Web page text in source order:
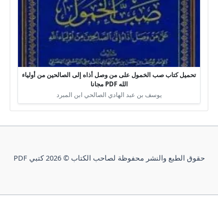
تحميل كتاب صب الخمول على من وصل أذاه إلى الصالحين من أولياء
الله PDF مجانا
يوسف بن عبد الهادي الصالحي ابن المبرد
حقوق الطبع والنشر محفوظة لصاحب الكتاب © 2026 كتبي PDF